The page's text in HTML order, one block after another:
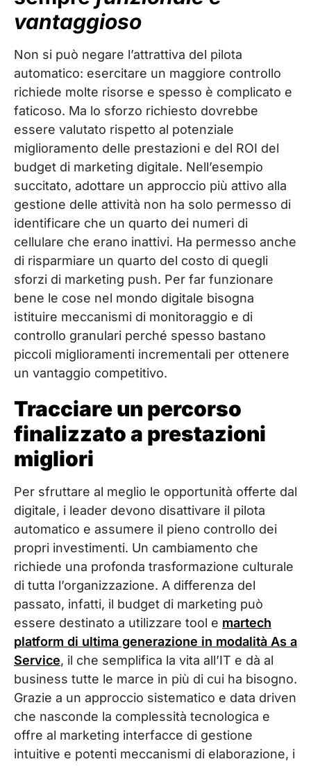
vantaggioso
Non si può negare l’attrattiva del pilota
automatico: esercitare un maggiore controllo
richiede molte risorse e spesso è complicato e
faticoso. Ma lo sforzo richiesto dovrebbe
essere valutato rispetto al potenziale
miglioramento delle prestazioni e del ROI del
budget di marketing digitale. Nell’esempio
succitato, adottare un approccio più attivo alla
gestione delle attività non ha solo permesso di
identificare che un quarto dei numeri di
cellulare che erano inattivi. Ha permesso anche
di risparmiare un quarto del costo di quegli
sforzi di marketing push. Per far funzionare
bene le cose nel mondo digitale bisogna
istituire meccanismi di monitoraggio e di
controllo granulari perché spesso bastano
piccoli miglioramenti incrementali per ottenere
un vantaggio competitivo.
Tracciare un percorso
finalizzato a prestazioni
migliori
Per sfruttare al meglio le opportunità offerte dal
digitale, i leader devono disattivare il pilota
automatico e assumere il pieno controllo dei
propri investimenti. Un cambiamento che
richiede una profonda trasformazione culturale
di tutta l’organizzazione. A differenza del
passato, infatti, il budget di marketing può
essere destinato a utilizzare tool e martech
platform di ultima generazione in modalità As a
Service, il che semplifica la vita all’IT e dà al
business tutte le marce in più di cui ha bisogno.
Grazie a un approccio sistematico e data driven
che nasconde la complessità tecnologica e
offre al marketing interfacce di gestione
intuitive e potenti meccanismi di elaborazione, i